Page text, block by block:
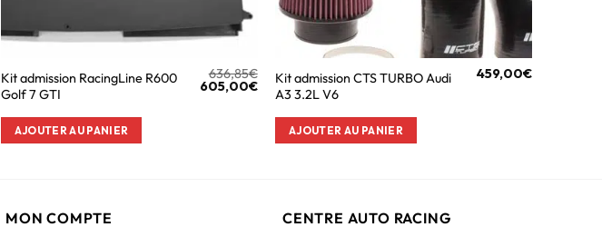
Kit admission RacingLine R600
Golf 7 GTI
636,85€
605,00€
AJOUTER AU PANIER
Kit admission CTS TURBO Audi
A3 3.2L V6
459,00€
AJOUTER AU PANIER
MON COMPTE CENTRE AUTO RACING